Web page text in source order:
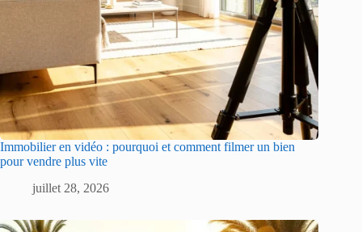
Immobilier en vidéo : pourquoi et comment filmer un bien
pour vendre plus vite
juillet 28, 2026